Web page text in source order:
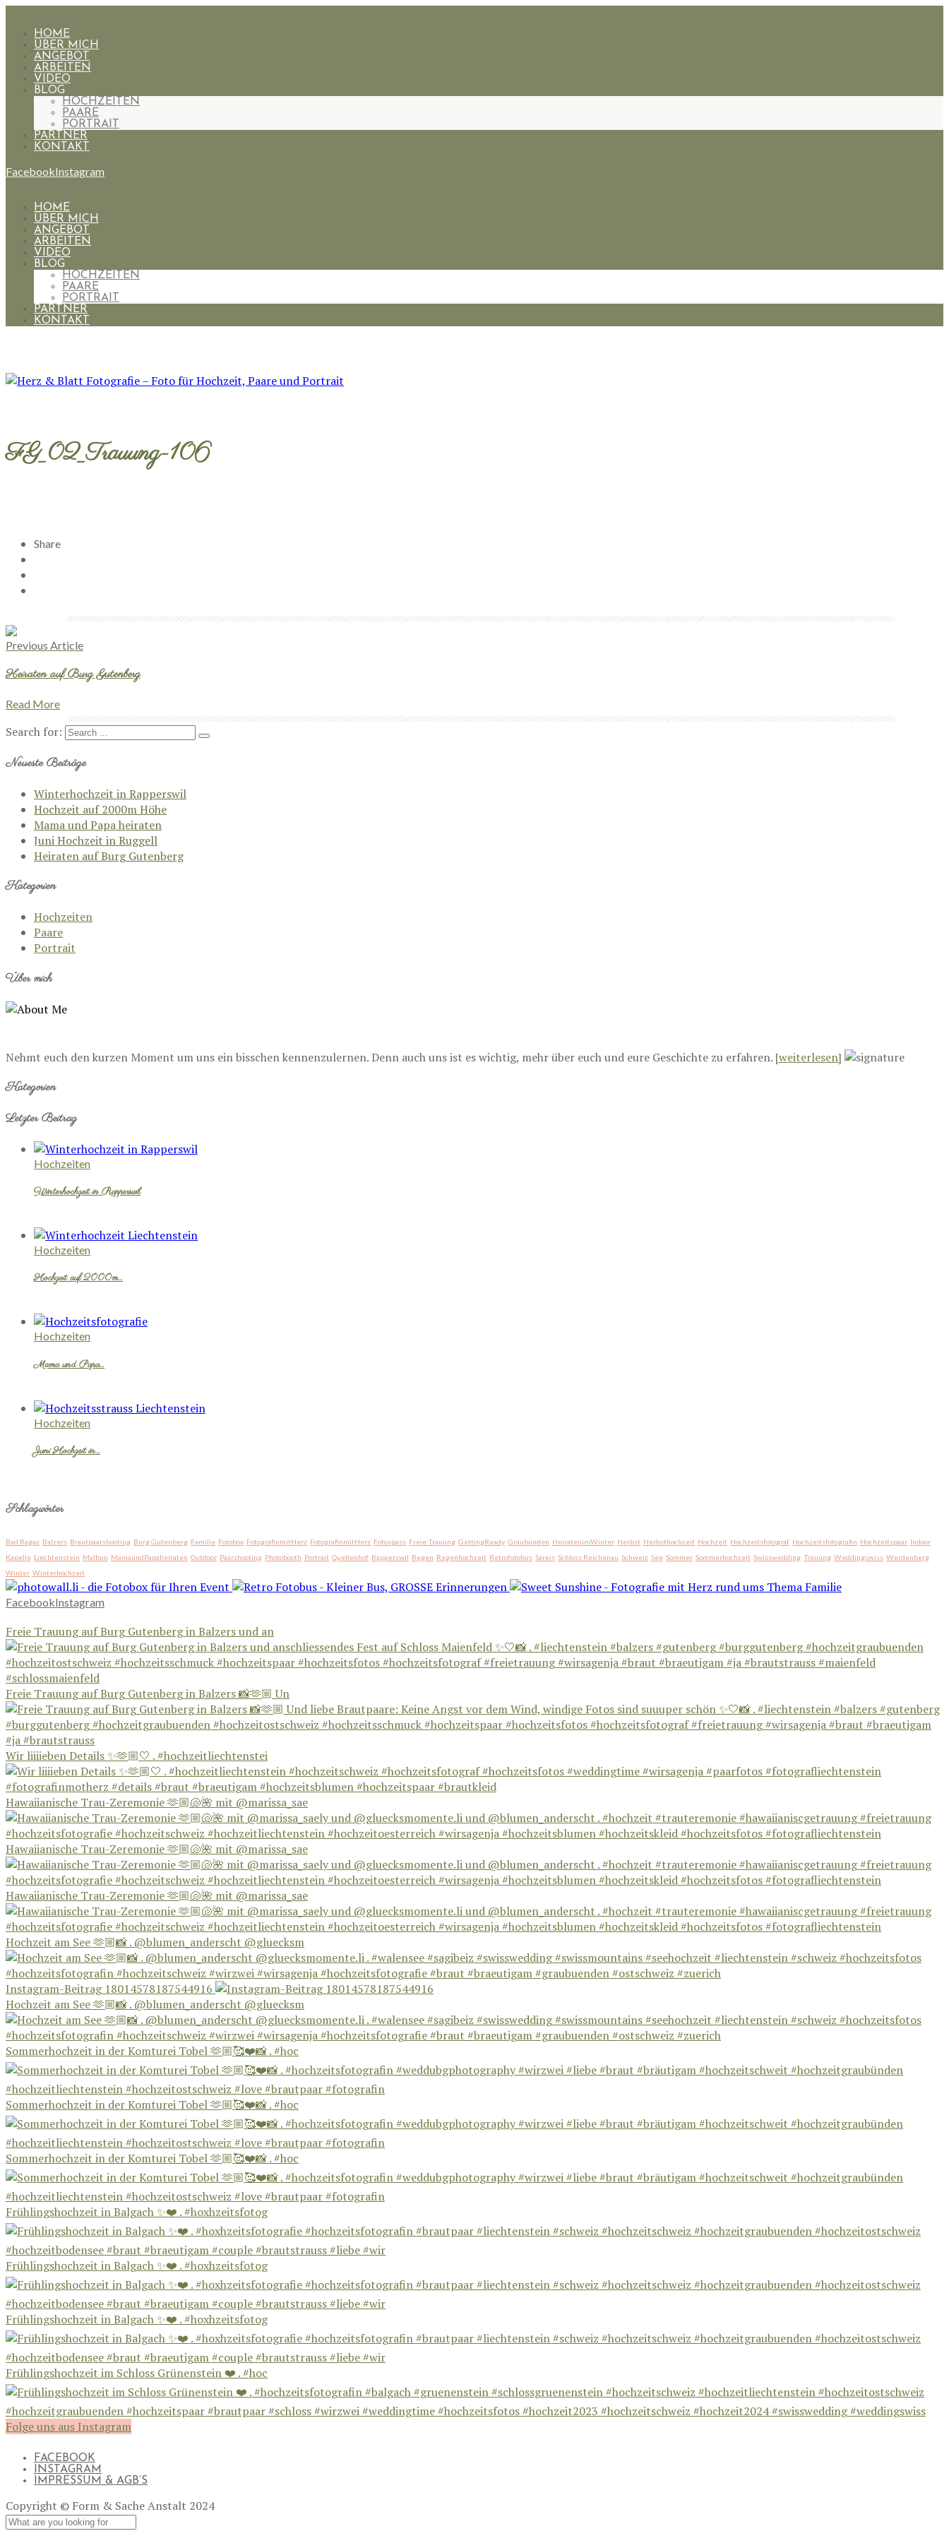
HOME
ÜBER MICH
ANGEBOT
ARBEITEN
VIDEO
BLOG
HOCHZEITEN
PAARE
PORTRAIT
PARTNER
KONTAKT
FacebookInstagram
HOME
ÜBER MICH
ANGEBOT
ARBEITEN
VIDEO
BLOG
HOCHZEITEN
PAARE
PORTRAIT
PARTNER
KONTAKT
FG_02_Trauung-106
Share
Previous Article
Heiraten auf Burg Gutenberg
Read More
Search for:
Neueste Beiträge
Winterhochzeit in Rapperswil
Hochzeit auf 2000m Höhe
Mama und Papa heiraten
Juni Hochzeit in Ruggell
Heiraten auf Burg Gutenberg
Kategorien
Hochzeiten
Paare
Portrait
Über mich
Nehmt euch den kurzen Moment um uns ein bisschen kennenzulernen. Denn auch uns ist es wichtig, mehr über euch und eure Geschichte zu erfahren. [weiterlesen]
Kategorien
Letzter Beitrag
Hochzeiten
Winterhochzeit in Rapperswil
Hochzeiten
Hochzeit auf 2000m…
Hochzeiten
Mama und Papa…
Hochzeiten
Juni Hochzeit in…
Schlagwörter
Bad Ragaz Balzers Brautpaarshooting Burg Gutenberg Familie Fotobox FotografiemitHerz FotografinmitHerz Fotospass Freie Trauung GettingReady Graubünden HeiratenimWinter Herbst Herbsthochzeit Hochzeit Hochzeitsfotograf Hochzeitsfotografin Hochzeitspaar Indoor
Kapelle Liechtenstein Malbun MamaundPapaheiraten Outdoor Paarshooting Photobooth Portrait Quellenhof Rapperswil Regen Regenhochzeit Retrofotobus Sareis Schloss Reichenau Schweiz See Sommer Sommerhochzeit Swisswedding Trauung Weddingswiss Werdenberg
Winter Winterhochzeit
FacebookInstagram
Freie Trauung auf Burg Gutenberg in Balzers und an
Freie Trauung auf Burg Gutenberg in Balzers 📸🫶🏼 Un
Wir liiiieben Details ✨🫶🏼🤍 . #hochzeitliechtenstei
Hawaiianische Trau-Zeremonie 🫶🏼🐚🌺 mit @marissa_sae
Hawaiianische Trau-Zeremonie 🫶🏼🐚🌺 mit @marissa_sae
Hawaiianische Trau-Zeremonie 🫶🏼🐚🌺 mit @marissa_sae
Hochzeit am See 🫶🏼📸 . @blumen_anderscht @gluecksm
Instagram-Beitrag 18014578187544916
Hochzeit am See 🫶🏼📸 . @blumen_anderscht @gluecksm
Sommerhochzeit in der Komturei Tobel 🫶🏼🥰❤️📸 . #hoc
Sommerhochzeit in der Komturei Tobel 🫶🏼🥰❤️📸 . #hoc
Sommerhochzeit in der Komturei Tobel 🫶🏼🥰❤️📸 . #hoc
Frühlingshochzeit in Balgach ✨❤️ . #hoxhzeitsfotog
Frühlingshochzeit in Balgach ✨❤️ . #hoxhzeitsfotog
Frühlingshochzeit in Balgach ✨❤️ . #hoxhzeitsfotog
Frühlingshochzeit im Schloss Grünenstein ❤️ . #hoc
Folge uns aus Instagram
FACEBOOK
INSTAGRAM
IMPRESSUM & AGB’S
Copyright © Form & Sache Anstalt 2024